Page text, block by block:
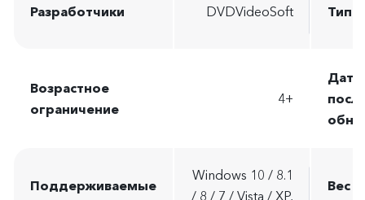
Разработчики DVDVideoSoft Тип
Возрастное
ограничение
4+
Поддерживаемые
Windows 10 / 8.1
/ 8 / 7 / Vista / XP,
Вес